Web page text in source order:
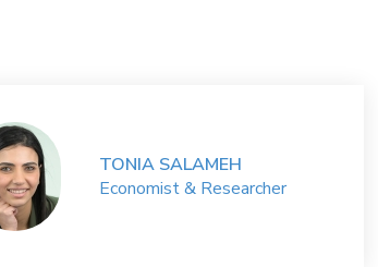
TONIA SALAMEH
Economist & Researcher